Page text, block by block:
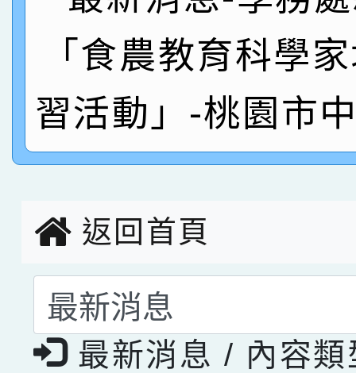
臺灣台語-第二名
市賽榮獲科學小創客佳
創客第三名。
「食農教育科學
習活動」-桃園市
返回首頁
選擇後頁面內容會更
最新消息 / 內容類